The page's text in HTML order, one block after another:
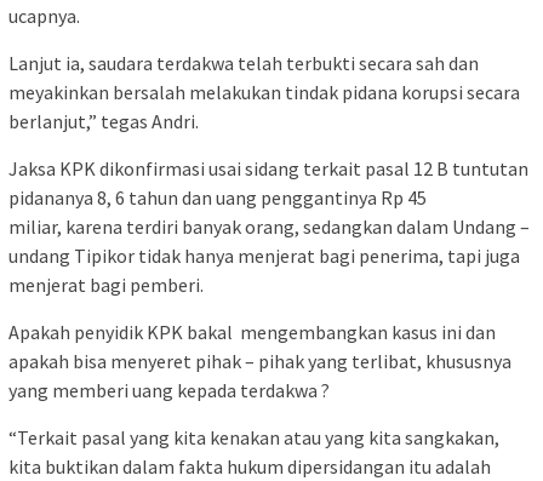
ucapnya.
Lanjut ia, saudara terdakwa telah terbukti secara sah dan
meyakinkan bersalah melakukan tindak pidana korupsi secara
berlanjut,” tegas Andri.
Jaksa KPK dikonfirmasi usai sidang terkait pasal 12 B tuntutan
pidananya 8, 6 tahun dan uang penggantinya Rp 45
miliar, karena terdiri banyak orang, sedangkan dalam Undang –
undang Tipikor tidak hanya menjerat bagi penerima, tapi juga
menjerat bagi pemberi.
Apakah penyidik KPK bakal mengembangkan kasus ini dan
apakah bisa menyeret pihak – pihak yang terlibat, khususnya
yang memberi uang kepada terdakwa ?
“Terkait pasal yang kita kenakan atau yang kita sangkakan,
kita buktikan dalam fakta hukum dipersidangan itu adalah